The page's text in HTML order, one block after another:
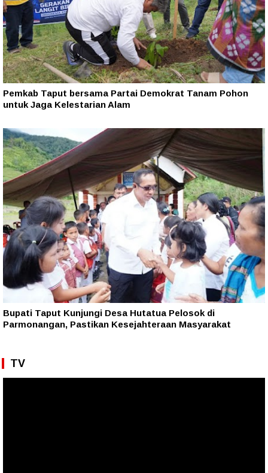
Pemkab Taput bersama Partai Demokrat Tanam Pohon
untuk Jaga Kelestarian Alam
Bupati Taput Kunjungi Desa Hutatua Pelosok di
Parmonangan, Pastikan Kesejahteraan Masyarakat
TV